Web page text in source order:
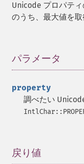
Unicode プロパテ
のうち、最大値を取
パラメータ
property
調べたい
戻り値